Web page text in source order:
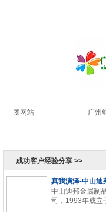
团网站 广州鲜
成功客户经验分享 >>
真我演泽-中山迪
中山迪邦金属制
司，1993年成